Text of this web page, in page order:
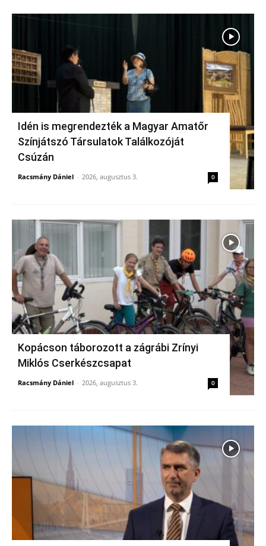
Idén is megrendezték a Magyar Amatőr
Színjátszó Társulatok Találkozóját
Csúzán
Racsmány Dániel - 2026, augusztus 3. 0
Kopácson táborozott a zágrábi Zrínyi
Miklós Cserkészcsapat
Racsmány Dániel - 2026, augusztus 3. 0